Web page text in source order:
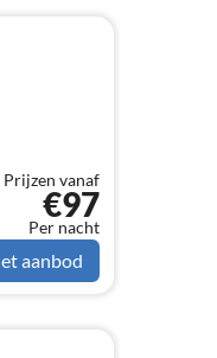
Prijzen vanaf
€97
Per nacht
aanbod